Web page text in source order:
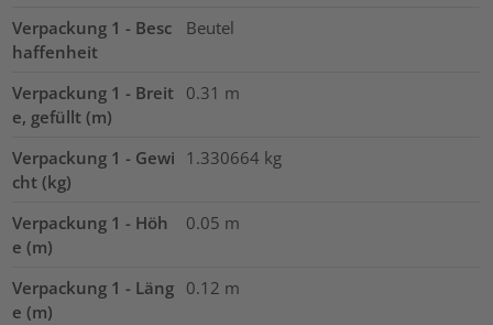
Verpackung 1 - Besc
haffenheit
Beutel
Verpackung 1 - Breit
e, gefüllt (m)
0.31 m
Verpackung 1 - Gewi
cht (kg)
1.330664 kg
Verpackung 1 - Höh
e (m)
0.05 m
Verpackung 1 - Läng
e (m)
0.12 m